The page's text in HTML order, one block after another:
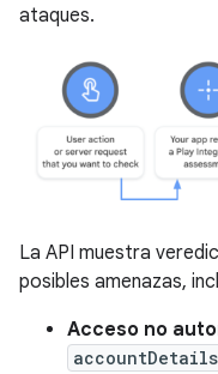
ataques.
La API muestra
posibles amenazas,
Acceso no
accountDetails